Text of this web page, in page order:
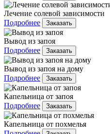
Лечение солевой зависимости
Подробнее
Заказать
Вывод из запоя
Подробнее
Заказать
Вывод из запоя на дому
Подробнее
Заказать
Капельница от запоя
Подробнее
Заказать
Капельница от похмелья